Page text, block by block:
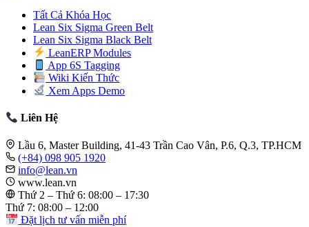
Tất Cả Khóa Học
Lean Six Sigma Green Belt
Lean Six Sigma Black Belt
LeanERP Modules
App 6S Tagging
Wiki Kiến Thức
Xem Apps Demo
Liên Hệ
Lầu 6, Master Building, 41-43 Trần Cao Vân, P.6, Q.3, TP.HCM
(+84) 098 905 1920
info@lean.vn
www.lean.vn
Thứ 2 – Thứ 6: 08:00 – 17:30
Thứ 7: 08:00 – 12:00
Đặt lịch tư vấn miễn phí